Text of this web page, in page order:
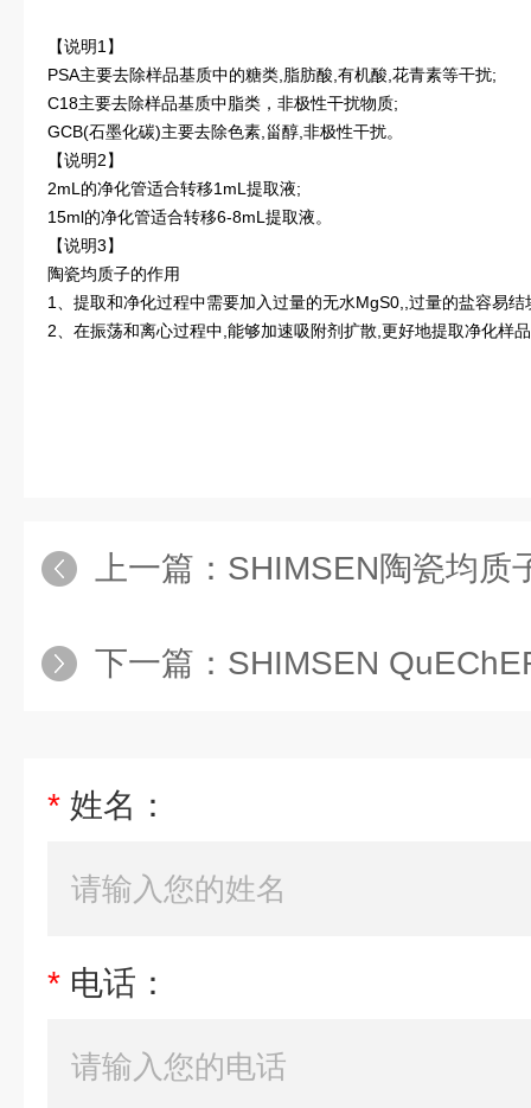
【说明1】
PSA主要去除样品基质中的糖类,脂肪酸,有机酸,花青素等干扰;
C18主要去除样品基质中脂类，非极性干扰物质;
GCB(石墨化碳)主要去除色素,甾醇,非极性干扰。
【说明2】
2mL的净化管适合转移1mL提取液;
15ml的净化管适合转移6-8mL提取液。
【说明3】
陶瓷均质子的作用
1、提取和净化过程中需要加入过量的无水MgS0,,过量的盐容易
2、在振荡和离心过程中,能够加速吸附剂扩散,更好地提取净化样
上一篇： SHIMSEN陶瓷均质子
下一篇： SHIMSEN QuEChERS ⅢGB
* 姓名：
* 电话：